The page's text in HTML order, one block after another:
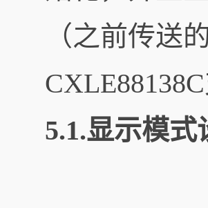
（之前传送
5.1.显示模式